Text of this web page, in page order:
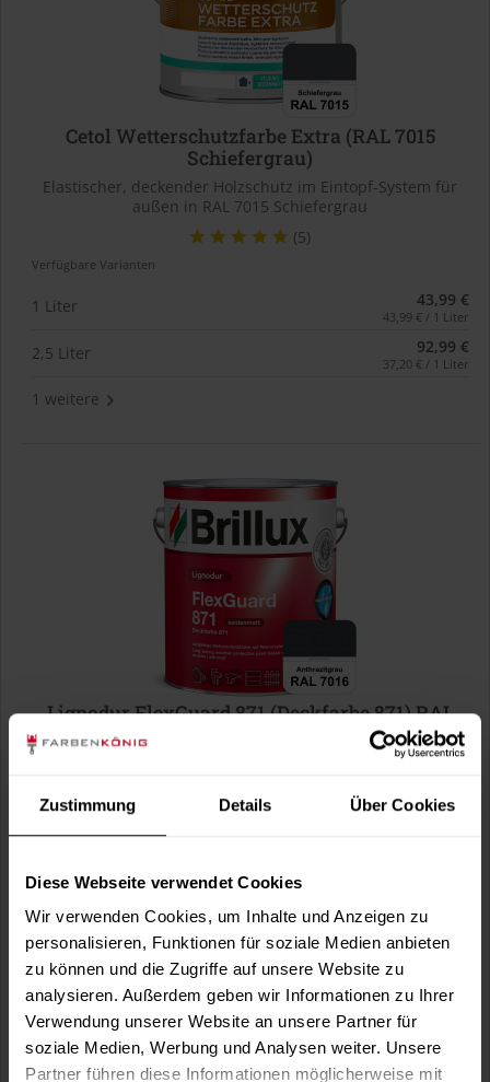
Zustimmung Details Über Cookies
Diese Webseite verwendet Cookies
Wir verwenden Cookies, um Inhalte und Anzeigen zu
personalisieren, Funktionen für soziale Medien anbieten
zu können und die Zugriffe auf unsere Website zu
analysieren. Außerdem geben wir Informationen zu Ihrer
Verwendung unserer Website an unsere Partner für
soziale Medien, Werbung und Analysen weiter. Unsere
Partner führen diese Informationen möglicherweise mit
Cetol Wetterschutzfarbe Extra (RAL 7015
Schiefergrau)
Elastischer, deckender Holzschutz im Eintopf-System für
außen in RAL 7015 Schiefergrau
(5)
Verfügbare Varianten
1 Liter 43,99 €
43,99 € / 1 Liter
2,5 Liter 92,99 €
37,20 € / 1 Liter
1 weitere
Lignodur FlexGuard 871 (Deckfarbe 871) RAL
wasserbasiert, hoch wetterbeständig, diffusionsfähig,
Verfügbare Varianten
0,75 Liter
3 Liter 134,49 €
44,83 € / 1 Liter
1 weitere